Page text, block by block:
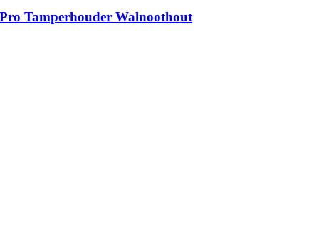
Tamperhouder Walnoothout